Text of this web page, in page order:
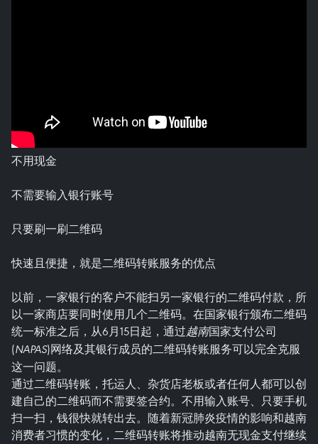
不用现金
不需要输入银行账号
只要刷一刷二维码
快速且便捷，就是二维码转账服务的优点
以前，一家银行的客户不能扫另一家银行的二维码付款，所
以一家商店要同时使用几个二维码。在国家银行颁布二维码
统一标准之后，从6月15日起，通过越南国家支付公司
(NAPAS)网络及其银行成员的二维码转账服务可以完全克服
这一问题。
通过二维码转账，托运人、杂货店老板或者任何人都可以创
建自己的二维码而不需要签合约。不用输入账号、只要手机
扫一扫，钱很快就转出去。随着新冠肺炎疫情的影响和越南
消费者习惯的变化，二维码转账将推动越南无现金支付继续